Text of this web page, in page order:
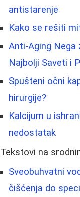
antistarenje
Kako se rešiti
Anti-Aging
Najbolji Saveti i
Spušteni očni
hirurgije?
Kalcijum u
nedostatak
Tekstovi na
Sveobuhvatni
čišćenja do